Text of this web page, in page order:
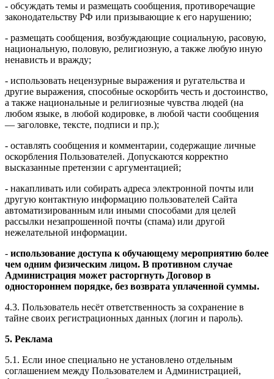
- обсуждать темы и размещать сообщения, противоречащие
законодательству РФ или призывающие к его нарушению;
- размещать сообщения, возбуждающие социальную, расовую,
национальную, половую, религиозную, а также любую иную
ненависть и вражду;
- использовать нецензурные выражения и ругательства и
другие выражения, способные оскорбить честь и достоинство,
а также национальные и религиозные чувства людей (на
любом языке, в любой кодировке, в любой части сообщения
— заголовке, тексте, подписи и пр.);
- оставлять сообщения и комментарии, содержащие личные
оскорбления Пользователей. Допускаются корректно
высказанные претензии с аргументацией;
- накапливать или собирать адреса электронной почты или
другую контактную информацию пользователей Сайта
автоматизированным или иными способами для целей
рассылки незапрошенной почты (спама) или другой
нежелательной информации.
- использование доступа к обучающему мероприятию более
чем одним физическим лицом. В противном случае
Администрация может расторгнуть Договор в
одностороннем порядке, без возврата уплаченной суммы.
4.3. Пользователь несёт ответственность за сохранение в
тайне своих регистрационных данных (логин и пароль).
5. Реклама
5.1. Если иное специально не установлено отдельным
соглашением между Пользователем и Администрацией,